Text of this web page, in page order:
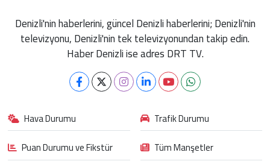
Denizli'nin haberlerini, güncel Denizli haberlerini; Denizli'nin
televizyonu, Denizli'nin tek televizyonundan takip edin.
Haber Denizli ise adres DRT TV.
Hava Durumu
Trafik Durumu
Puan Durumu ve Fikstür
Tüm Manşetler